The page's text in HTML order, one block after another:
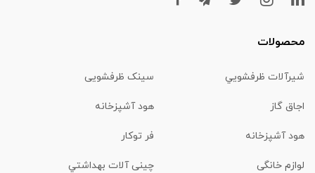
محصولات
شیرآلات ظرفشويي سینک ظرفشویی
اجاق گاز هود آشپزخانه
هود آشپزخانه فر توکار
لوازم خانگی چینی آلات بهداشتي